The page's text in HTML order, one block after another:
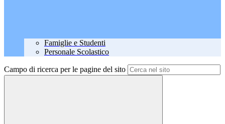
Famiglie e Studenti
Personale Scolastico
Campo di ricerca per le pagine del sito